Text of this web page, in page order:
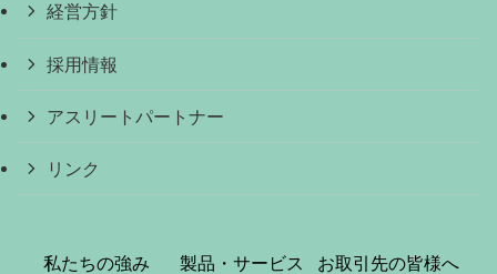
経営方針
採用情報
アスリートパートナー
リンク
私たちの強み
製品・サービス
お取引先の皆様へ